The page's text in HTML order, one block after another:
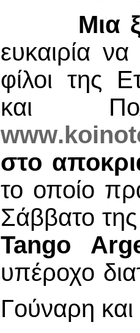
Μια
ευκαιρία
φίλοι της
και
www.
στο
το οποίο
Σάββατο
Tango
υπέροχο
Γούναρη